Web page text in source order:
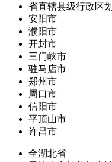
省直辖县级行政区划
安阳市
濮阳市
开封市
三门峡市
驻马店市
郑州市
周口市
信阳市
平顶山市
许昌市
全湖北省